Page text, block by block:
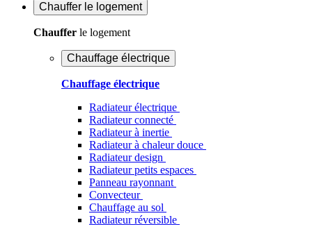
Chauffer le logement
Chauffer le logement
Chauffage électrique
Chauffage électrique
Radiateur électrique
Radiateur connecté
Radiateur à inertie
Radiateur à chaleur douce
Radiateur design
Radiateur petits espaces
Panneau rayonnant
Convecteur
Chauffage au sol
Radiateur réversible